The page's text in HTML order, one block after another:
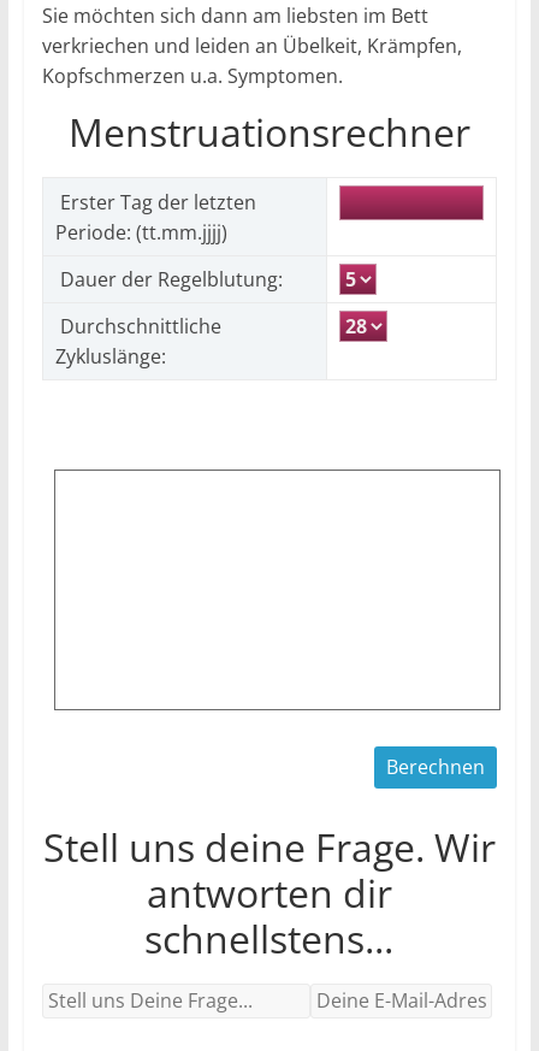
Sie möchten sich dann am liebsten im Bett
verkriechen und leiden an Übelkeit, Krämpfen,
Kopfschmerzen u.a. Symptomen.
Menstruationsrechner
Erster Tag der letzten
Periode: (tt.mm.jjjj)
Dauer der Regelblutung:
Durchschnittliche
Zykluslänge:
Stell uns deine Frage. Wir
antworten dir
schnellstens...